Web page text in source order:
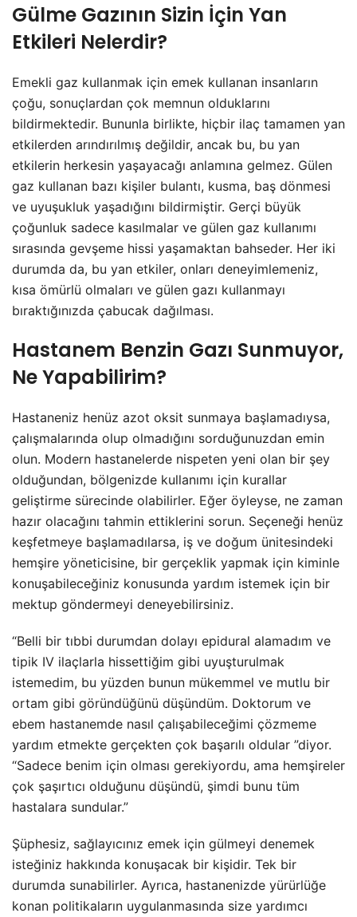
Gülme Gazının Sizin İçin Yan
Etkileri Nelerdir?
Emekli gaz kullanmak için emek kullanan insanların
çoğu, sonuçlardan çok memnun olduklarını
bildirmektedir. Bununla birlikte, hiçbir ilaç tamamen yan
etkilerden arındırılmış değildir, ancak bu, bu yan
etkilerin herkesin yaşayacağı anlamına gelmez. Gülen
gaz kullanan bazı kişiler bulantı, kusma, baş dönmesi
ve uyuşukluk yaşadığını bildirmiştir. Gerçi büyük
çoğunluk sadece kasılmalar ve gülen gaz kullanımı
sırasında gevşeme hissi yaşamaktan bahseder. Her iki
durumda da, bu yan etkiler, onları deneyimlemeniz,
kısa ömürlü olmaları ve gülen gazı kullanmayı
bıraktığınızda çabucak dağılması.
Hastanem Benzin Gazı Sunmuyor,
Ne Yapabilirim?
Hastaneniz henüz azot oksit sunmaya başlamadıysa,
çalışmalarında olup olmadığını sorduğunuzdan emin
olun. Modern hastanelerde nispeten yeni olan bir şey
olduğundan, bölgenizde kullanımı için kurallar
geliştirme sürecinde olabilirler. Eğer öyleyse, ne zaman
hazır olacağını tahmin ettiklerini sorun. Seçeneği henüz
keşfetmeye başlamadılarsa, iş ve doğum ünitesindeki
hemşire yöneticisine, bir gerçeklik yapmak için kiminle
konuşabileceğiniz konusunda yardım istemek için bir
mektup göndermeyi deneyebilirsiniz.
“Belli bir tıbbi durumdan dolayı epidural alamadım ve
tipik IV ilaçlarla hissettiğim gibi uyuşturulmak
istemedim, bu yüzden bunun mükemmel ve mutlu bir
ortam gibi göründüğünü düşündüm. Doktorum ve
ebem hastanemde nasıl çalışabileceğimi çözmeme
yardım etmekte gerçekten çok başarılı oldular ”diyor.
“Sadece benim için olması gerekiyordu, ama hemşireler
çok şaşırtıcı olduğunu düşündü, şimdi bunu tüm
hastalara sundular.”
Şüphesiz, sağlayıcınız emek için gülmeyi denemek
isteğiniz hakkında konuşacak bir kişidir. Tek bir
durumda sunabilirler. Ayrıca, hastanenizde yürürlüğe
konan politikaların uygulanmasında size yardımcı